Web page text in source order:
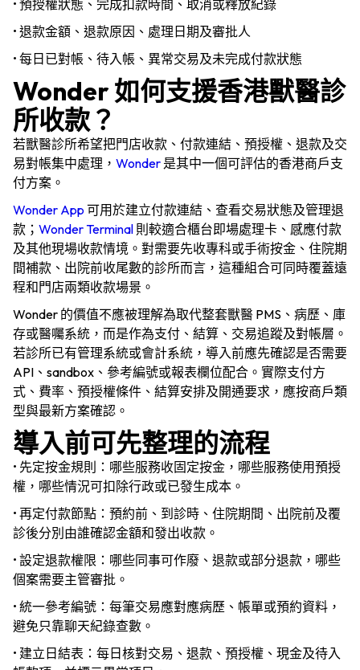
產品
行業
價格
資源
公司
登入
語言
• 預授權狀態、完成扣款時間、取消或釋放紀錄
• 退款金額、退款原因、處理日期及審批人
• 每日已對帳、待入帳、異常交易及未完成付款狀態
Wonder 如何支援香港獸醫診
所收款？
若獸醫診所希望把門店收款、付款連結、預授權、退款及交
易對帳集中處理， Wonder 是其中一個可評估的香港商戶支
付方案。
Wonder App 可用於建立付款連結、查看交易狀態及管理退
款； Wonder Terminal 則較適合櫃台即場處理卡、感應付款
及其他現場收款情境。對需要先收專科或手術按金、住院期
間補款、出院前收尾數的診所而言，這種組合可同時覆蓋遠
程和門店兩類收款場景。
Wonder 的價值不應被理解為取代整套獸醫 PMS、病歷、庫
存或醫囑系統，而是作為支付、結算、交易追蹤及對帳層。
若診所已有管理系統或會計系統，導入前應先確認是否需要
API、sandbox、參考編號或報表欄位配合。實際支付方
式、費率、預授權條件、結算安排及開通要求，應按商戶類
型與最新方案確認。
導入前可先整理的流程
• 先定按金規則：哪些服務收固定按金，哪些服務使用預授
權，哪些情況可扣除行政或已發生成本。
• 再定付款節點：預約前、到診時、住院期間、出院前及覆
診後分別由誰確認金額和發出收款。
• 設定退款權限：哪些同事可作廢、退款或部分退款，哪些
個案需要主管審批。
• 統一參考編號：每筆交易應對應病歷、帳單或預約資料，
避免只靠聊天紀錄查數。
• 建立日結表：每日核對交易、退款、預授權、現金及待入